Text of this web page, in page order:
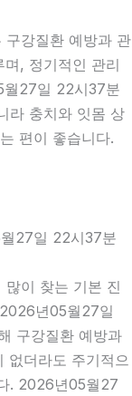
강질환 예방과 관
, 정기적인 관리
월27일 22시37분
라 충치와 잇몸 상
편이 좋습니다.
27일 22시37분
이 찾는 기본 진
년05월27일
구강질환 예방과
없더라도 주기적으
. 2026년05월27